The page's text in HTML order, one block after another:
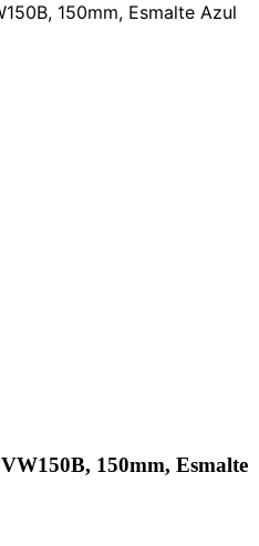
150mm, Esmalte Azul
150mm, Esmalte